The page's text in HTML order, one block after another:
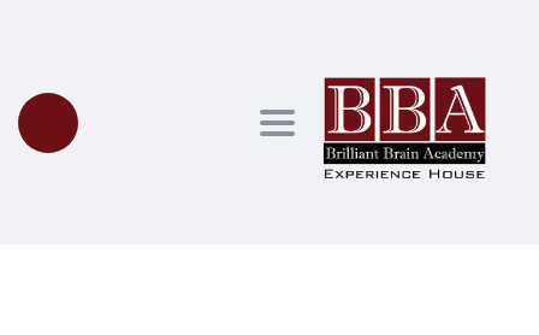
Toggle navigation